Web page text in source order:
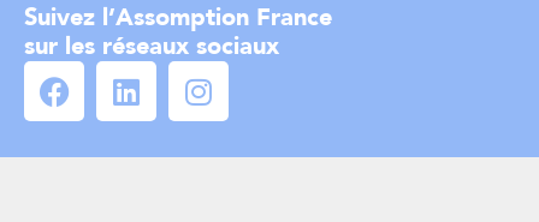
Suivez l’Assomption France
sur les réseaux sociaux